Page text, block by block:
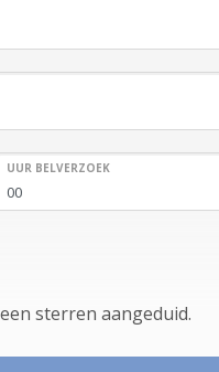
UUR BELVERZOEK
sterren aangeduid.